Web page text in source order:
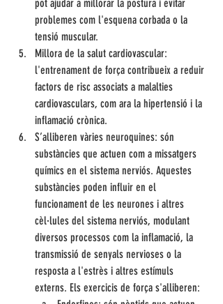
pot ajudar a millorar la postura i evitar
problemes com l'esquena corbada o la
tensió muscular.
Millora de la salut cardiovascular:
l'entrenament de força contribueix a reduir
factors de risc associats a malalties
cardiovasculars, com ara la hipertensió i la
inflamació crònica.
S’alliberen vàries neuroquines: són
substàncies que actuen com a missatgers
químics en el sistema nerviós. Aquestes
substàncies poden influir en el
funcionament de les neurones i altres
cèl·lules del sistema nerviós, modulant
diversos processos com la inflamació, la
transmissió de senyals nervioses o la
resposta a l'estrès i altres estímuls
externs. Els exercicis de força s'alliberen: